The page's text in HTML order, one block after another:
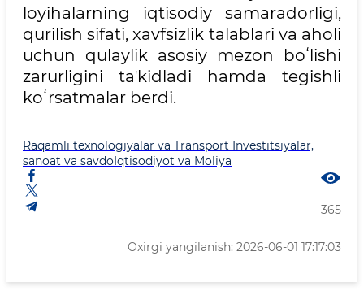
loyihalarning iqtisodiy samaradorligi,
qurilish sifati, xavfsizlik talablari va aholi
uchun qulaylik asosiy mezon boʻlishi
zarurligini taʼkidladi hamda tegishli
koʻrsatmalar berdi.
Raqamli texnologiyalar va Transport Investitsiyalar,
sanoat va savdoIqtisodiyot va Moliya
365
Oxirgi yangilanish: 2026-06-01 17:17:03